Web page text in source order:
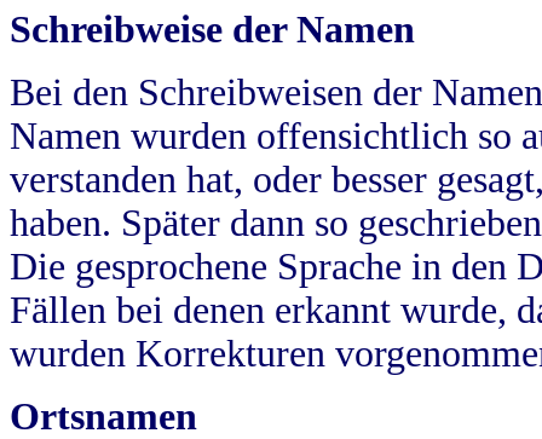
Schreibweise der Namen
Bei den Schreibweisen der
Namen wurden offensichtlich so
verstanden hat, oder besser
haben. Später dann so
Die gesprochene Sprache in
Fällen bei denen erkannt wurde,
wurden Korrekturen
Ortsnamen